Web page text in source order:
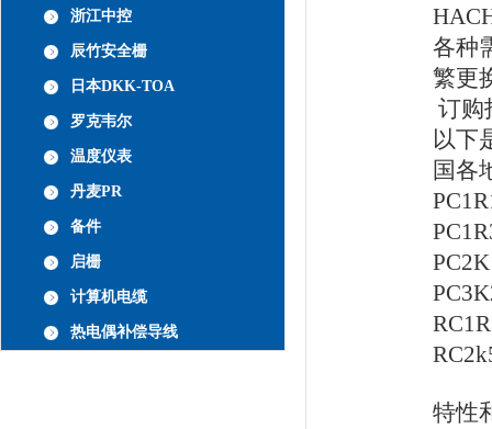
浙江中控
辰竹安全栅
日本DKK-TOA
罗克韦尔
温度仪表
丹麦PR
备件
启栅
计算机电缆
热电偶补偿导线
各种
繁更
订购
以下
国各
特性